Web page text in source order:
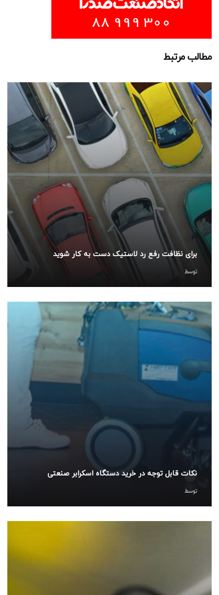
مطالب مرتبط
برای نظافت رفع رد لاستیک دست به کار شوید
توسط
نکات قابل توجه در خرید دستگاه اسکرابر صنعتی
توسط